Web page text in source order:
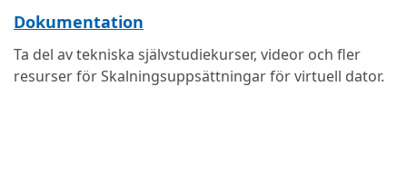
Dokumentation
Ta del av tekniska självstudiekurser, videor och fler
resurser för Skalningsuppsättningar för virtuell dator.